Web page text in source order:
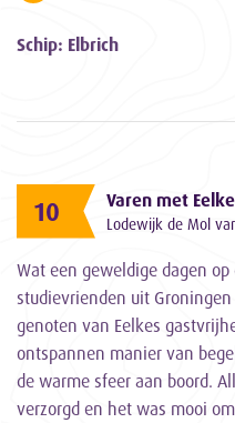
Schip: Elbrich
10 Varen met Eelke
Lodewijk de Mol
Wat een geweldige dagen
studievrienden uit
genoten van Eelkes
ontspannen manier van
de warme sfeer aan boord.
verzorgd en het was mooi